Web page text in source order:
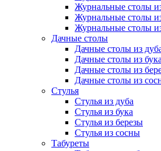
Журнальные столы
Журнальные столы
Журнальные столы
Дачные столы
Дачные столы из
Дачные столы из бука
Дачные столы из
Дачные столы из
Стулья
Стулья из дуба
Стулья из бука
Стулья из березы
Стулья из сосны
Табуреты